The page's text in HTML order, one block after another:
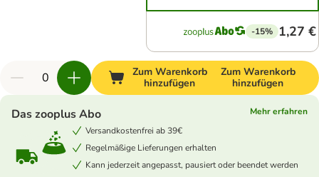
-15% 1,27 €
Zum Warenkorb
hinzufügen
Zum Warenkorb
hinzufügen
Das zooplus Abo
Mehr erfahren
Versandkostenfrei ab 39€
Regelmäßige Lieferungen erhalten
Kann jederzeit angepasst, pausiert oder beendet werden